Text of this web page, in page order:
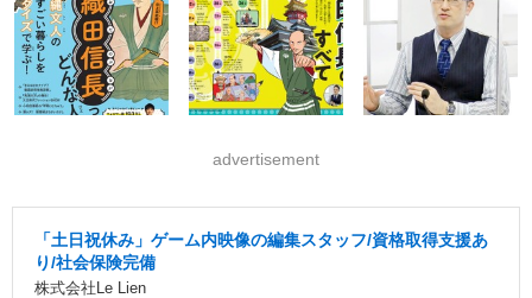
advertisement
「土日祝休み」ゲーム内映像の編集スタッフ/資格取得支援あ
り/社会保険完備
株式会社Le Lien